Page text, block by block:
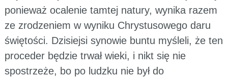
ponieważ ocalenie tamtej natury, wynika razem
ze zrodzeniem w wyniku Chrystusowego daru
świętości. Dzisiejsi synowie buntu myśleli, że ten
proceder będzie trwał wieki, i nikt się nie
spostrzeże, bo po ludzku nie był do